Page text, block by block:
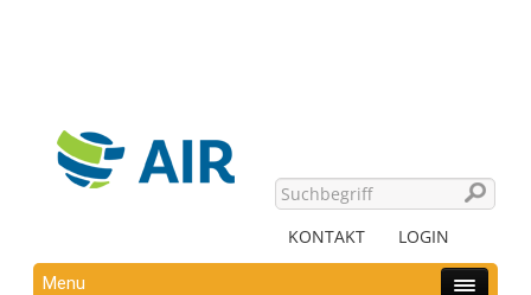
KONTAKT LOGIN
Menu